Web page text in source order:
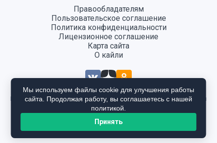
Правообладателям
Пользовательское соглашение
Политика конфиденциальности
Лицензионное соглашение
Карта сайта
О кайли
Информация, размещенная на сайте, не является публичной офертой
и предоставляется в ознакомительных целях. Для получения
подробной информации общайтесь в отдел продаж застройщика.
Мы используем файлы cookie для улучшения работы
сайта. Продолжая работу, вы соглашаетесь с нашей
политикой.
Принять